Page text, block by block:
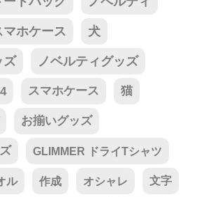
ホケース 犬
ズ ノベルティグッズ
スマホケース 猫
お揃いグッズ
GLIMMER ドライTシャツ
ル 作成 オシャレ 文字